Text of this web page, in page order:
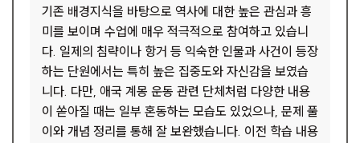
기존 배경지식을 바탕으로 역사에 대한 높은 관심과 흥
미를 보이며 수업에 매우 적극적으로 참여하고 있습니
다. 일제의 침략이나 항거 등 익숙한 인물과 사건이 등장
하는 단원에서는 특히 높은 집중도와 자신감을 보였습
니다. 다만, 애국 계몽 운동 관련 단체처럼 다양한 내용
이 쏟아질 때는 일부 혼동하는 모습도 있었으나, 문제 풀
이와 개념 정리를 통해 잘 보완했습니다. 이전 학습 내용